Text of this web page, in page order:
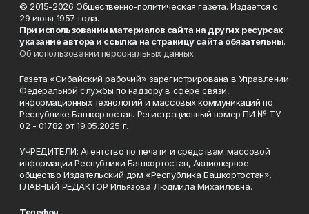
© 2015-2026 Общественно-политическая газета. Издается с
29 июня 1957 года.
При использовании материалов сайта на других ресурсах
указание автора и ссылка на страницу сайта обязательны.
Об использовании персональных данных
Газета «Сибайский рабочий» зарегистрирована в Управлении
Федеральной службы по надзору в сфере связи,
информационных технологий и массовых коммуникаций по
Республике Башкортостан. Регистрационный номер ПИ № ТУ
02 - 01782 от 19.05.2025 г.
УЧРЕДИТЕЛИ: Агентство по печати и средствам массовой
информации Республики Башкортостан, Акционерное
общество Издательский дом «Республика Башкортостан».
ГЛАВНЫЙ РЕДАКТОР Ильязова Людмила Михайловна.